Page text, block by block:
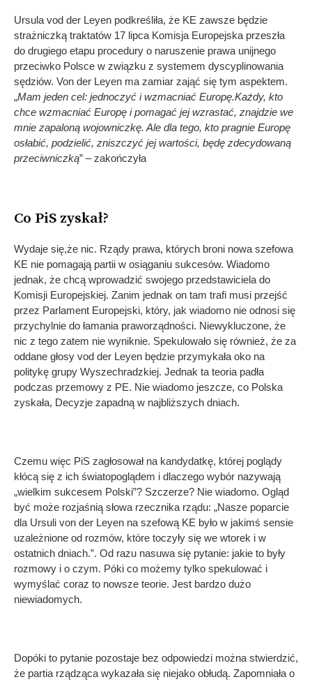
Ursula vod der Leyen podkreśliła, że KE zawsze będzie
strażniczką traktatów 17 lipca Komisja Europejska przeszła
do drugiego etapu procedury o naruszenie prawa unijnego
przeciwko Polsce w związku z systemem dyscyplinowania
sędziów. Von der Leyen ma zamiar zająć się tym aspektem.
„Mam jeden cel: jednoczyć i wzmacniać Europę.Każdy, kto
chce wzmacniać Europę i pomagać jej wzrastać, znajdzie we
mnie zapaloną wojowniczkę. Ale dla tego, kto pragnie Europę
osłabić, podzielić, zniszczyć jej wartości, będę zdecydowaną
przeciwniczką” – zakończyła
Co PiS zyskał?
Wydaje się,że nic. Rządy prawa, których broni nowa szefowa
KE nie pomagają partii w osiąganiu sukcesów. Wiadomo
jednak, że chcą wprowadzić swojego przedstawiciela do
Komisji Europejskiej. Zanim jednak on tam trafi musi przejść
przez Parlament Europejski, który, jak wiadomo nie odnosi się
przychylnie do łamania praworządności. Niewykluczone, że
nic z tego zatem nie wyniknie. Spekulowało się również, że za
oddane głosy vod der Leyen będzie przymykała oko na
politykę grupy Wyszechradzkiej. Jednak ta teoria padła
podczas przemowy z PE. Nie wiadomo jeszcze, co Polska
zyskała, Decyzje zapadną w najbliższych dniach.
Czemu więc PiS zagłosował na kandydatkę, której poglądy
kłócą się z ich światopoglądem i dlaczego wybór nazywają
„wielkim sukcesem Polski”? Szczerze? Nie wiadomo. Ogląd
być może rozjaśnią słowa rzecznika rządu: „Nasze poparcie
dla Ursuli von der Leyen na szefową KE było w jakimś sensie
uzależnione od rozmów, które toczyły się we wtorek i w
ostatnich dniach.”. Od razu nasuwa się pytanie: jakie to były
rozmowy i o czym. Póki co możemy tylko spekulować i
wymyślać coraz to nowsze teorie. Jest bardzo dużo
niewiadomych.
Dopóki to pytanie pozostaje bez odpowiedzi można stwierdzić,
że partia rządząca wykazała się niejako obłudą. Zapomniała o